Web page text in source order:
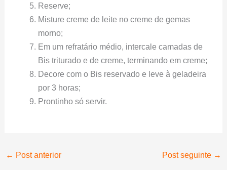
Reserve;
Misture creme de leite no creme de gemas
morno;
Em um refratário médio, intercale camadas de
Bis triturado e de creme, terminando em creme;
Decore com o Bis reservado e leve à geladeira
por 3 horas;
Prontinho só servir.
← Post anterior Post seguinte →